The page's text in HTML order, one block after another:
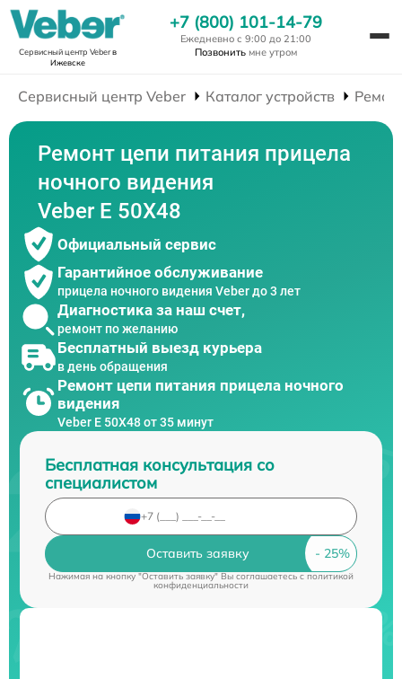
Сервисный центр Veberв
Ижевске
+7 (800) 101-14-79
Ежедневно с 9:00 до 21:00
Позвонить мне утром
Сервисный центр Veber Каталог устройств
Ремонт цепи питания прицела
ночного видения
Veber E 50X48
Официальный сервис
Гарантийное обслуживание
прицела ночного видения Veber до 3 лет
Диагностика за наш счет,
ремонт по желанию
Бесплатный выезд курьера
в день обращения
Ремонт цепи питания прицела ночного
видения
Veber E 50X48 от 35 минут
Бесплатная консультация со
специалистом
Оставить заявку
Нажимая на кнопку "Оставить заявку" Вы соглашаетесь cполитикой
конфиденциальности